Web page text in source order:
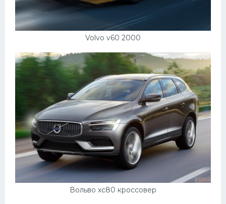
Volvo v60 2000
Вольво хс80 кроссовер